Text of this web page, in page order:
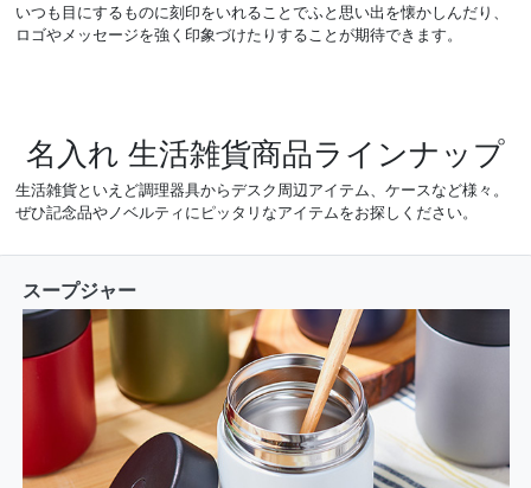
いつも目にするものに刻印をいれることでふと思い出を懐かしんだり、
ロゴやメッセージを強く印象づけたりすることが期待できます。
名入れ 生活雑貨商品ラインナップ
生活雑貨といえど調理器具からデスク周辺アイテム、ケースなど様々。
ぜひ記念品やノベルティにピッタリなアイテムをお探しください。
スープジャー